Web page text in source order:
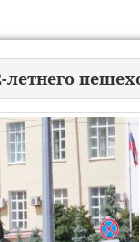
летнего